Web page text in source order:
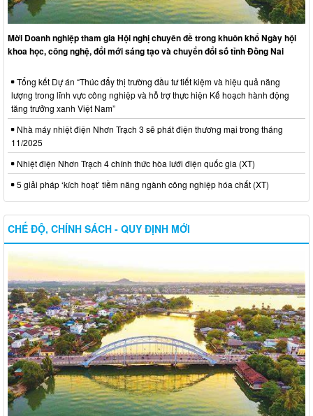
Mời Doanh nghiệp tham gia Hội nghị chuyên đề trong khuôn khổ Ngày hội
khoa học, công nghệ, đổi mới sáng tạo và chuyển đổi số tỉnh Đồng Nai
Tổng kết Dự án “Thúc đẩy thị trường đầu tư tiết kiệm và hiệu quả năng
lượng trong lĩnh vực công nghiệp và hỗ trợ thực hiện Kế hoạch hành động
tăng trưởng xanh Việt Nam”
Nhà máy nhiệt điện Nhơn Trạch 3 sẽ phát điện thương mại trong tháng
11/2025
Nhiệt điện Nhơn Trạch 4 chính thức hòa lưới điện quốc gia (XT)
5 giải pháp ‘kích hoạt’ tiềm năng ngành công nghiệp hóa chất (XT)
CHẾ ĐỘ, CHÍNH SÁCH - QUY ĐỊNH MỚI